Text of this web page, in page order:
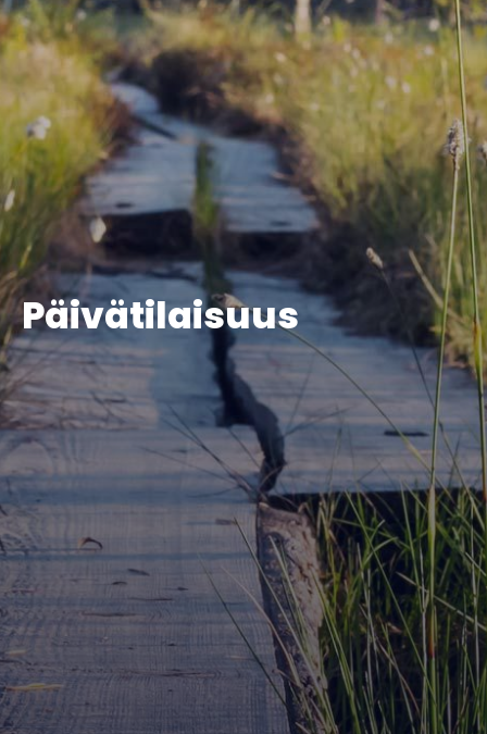
Päivätilaisuus